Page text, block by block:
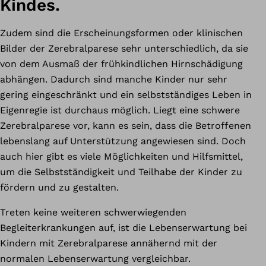
Kindes.
Zudem sind die Erscheinungsformen oder klinischen
Bilder der Zerebralparese sehr unterschiedlich, da sie
von dem Ausmaß der frühkindlichen Hirnschädigung
abhängen. Dadurch sind manche Kinder nur sehr
gering eingeschränkt und ein selbstständiges Leben in
Eigenregie ist durchaus möglich. Liegt eine schwere
Zerebralparese vor, kann es sein, dass die Betroffenen
lebenslang auf Unterstützung angewiesen sind. Doch
auch hier gibt es viele Möglichkeiten und Hilfsmittel,
um die Selbstständigkeit und Teilhabe der Kinder zu
fördern und zu gestalten.
Treten keine weiteren schwerwiegenden
Begleiterkrankungen auf, ist die Lebenserwartung bei
Kindern mit Zerebralparese annähernd mit der
normalen Lebenserwartung vergleichbar.